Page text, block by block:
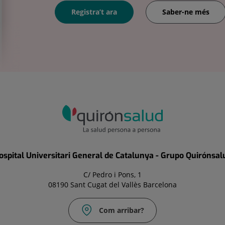
Registra’t ara Saber-ne més
Universitari General de Catalunya - Grupo
C/ Pedro i Pons, 1
08190 Sant Cugat del Vallès Barcelona
Com arribar?